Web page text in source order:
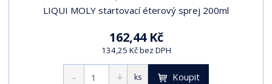
LIQUI MOLY startovací éterový sprej 200ml
162,44 Kč
134,25 Kč bez DPH
ks Koupit